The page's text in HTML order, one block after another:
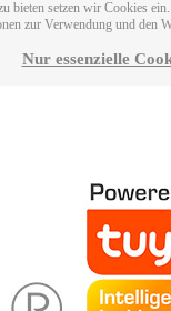
bieten setzen wir Cookies
zur Verwendung und den
Nur essenzielle